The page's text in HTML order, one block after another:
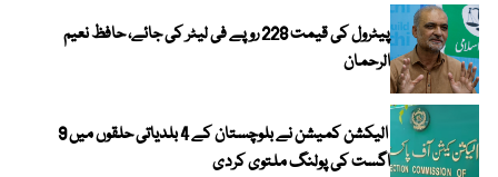
پیٹرول کی قیمت 228 روپے فی لیٹر کی جائے، حافظ نعیم
الرحمان
الیکشن کمیشن نے بلوچستان کے 4 بلدیاتی حلقوں میں 9
اگست کی پولنگ ملتوی کردی